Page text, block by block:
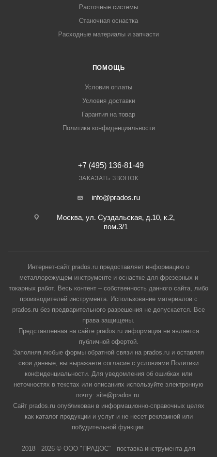
Расточные системы
Станочная оснастка
Расходные материалы и запчасти
ПОМОЩЬ
Условия оплаты
Условия доставки
Гарантия на товар
Политика конфиденциальности
+7 (495) 136-81-49
ЗАКАЗАТЬ ЗВОНОК
info@prados.ru
Москва, ул. Суздальская, д.10, к.2,
пом.3/1
Интернет-сайт prados.ru предоставляет информацию о
металлорежущем инструменте и оснастке для фрезерных и
токарных работ. Весь контент – собственность данного сайта, либо
производителей инструмента. Использование материалов с
prados.ru без предварительного разрешения не допускается. Все
права защищены.
Представленная на сайте prados.ru информация не является
публичной офертой.
Заполняя любые формы обратной связи на prados.ru и оставляя
свои данные, вы выражаете согласие с условиями Политики
конфиденциальности. Для уведомления об ошибках или
неточностях в текстах или описаниях используйте электронную
почту: site@prados.ru.
Сайт prados.ru опубликован в информационно-справочных целях
как каталог продукции и услуг и не несет рекламной или
побудительной функции.
2018 - 2026 © ООО "ПРАДОС" - поставка инструмента для